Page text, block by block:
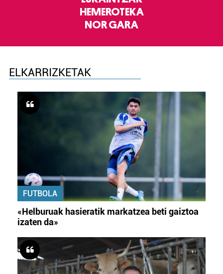
HEMEROTEKA
NOR GARA
ELKARRIZKETAK
FUTBOLA
«Helburuak hasieratik markatzea beti gaiztoa
izaten da»